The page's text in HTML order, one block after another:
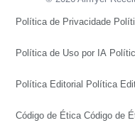
Política de Privacidade
Política de Uso por IA
Política Editorial Política
Código de Ética Código de